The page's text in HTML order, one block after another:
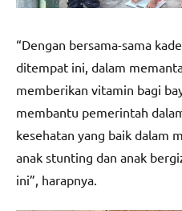
“Dengan bersama-sama
ditempat ini, dalam
memberikan vitamin bagi
membantu pemerintah
kesehatan yang baik dalam
anak stunting dan anak
ini”, harapnya.